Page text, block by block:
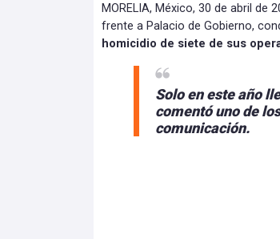
MORELIA, México, 30 de abril
frente a Palacio de Gobierno,
homicidio de siete de sus
Solo en este año
comentó uno de
comunicación.